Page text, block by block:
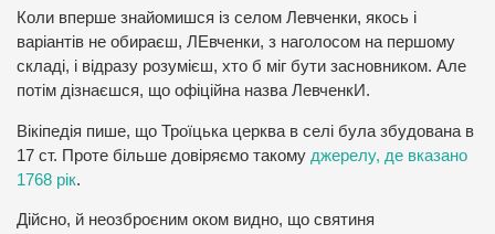
Коли вперше знайомишся із селом Левченки, якось і
варіантів не обираєш, ЛЕвченки, з наголосом на першому
складі, і відразу розумієш, хто б міг бути засновником. Але
потім дізнаєшся, що офіційна назва ЛевченкИ.
Вікіпедія пише, що Троїцька церква в селі була збудована в
17 ст. Проте більше довіряємо такому джерелу, де вказано
1768 рік.
Дійсно, й неозброєним оком видно, що святиня